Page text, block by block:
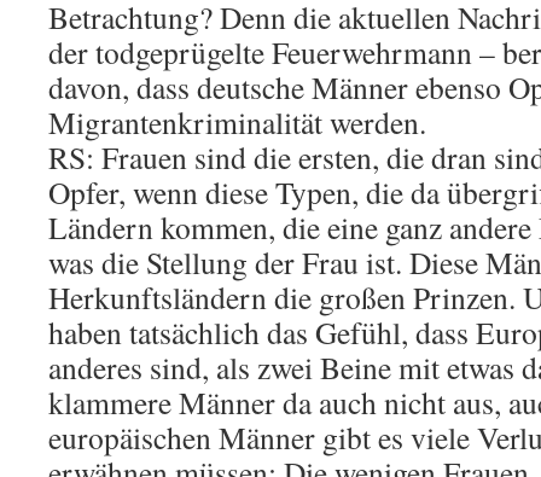
Betrachtung? Denn die aktuellen
der todgeprügelte Feuerwehrmann –
davon, dass deutsche Männer ebenso
Migrantenkriminalität werden.
RS: Frauen sind die ersten, die dran
Opfer, wenn diese Typen, die da
Ländern kommen, die eine ganz
was die Stellung der Frau ist. Diese
Herkunftsländern die großen Prinzen.
haben tatsächlich das Gefühl, dass
anderes sind, als zwei Beine mit etwas
klammere Männer da auch nicht aus,
europäischen Männer gibt es viele